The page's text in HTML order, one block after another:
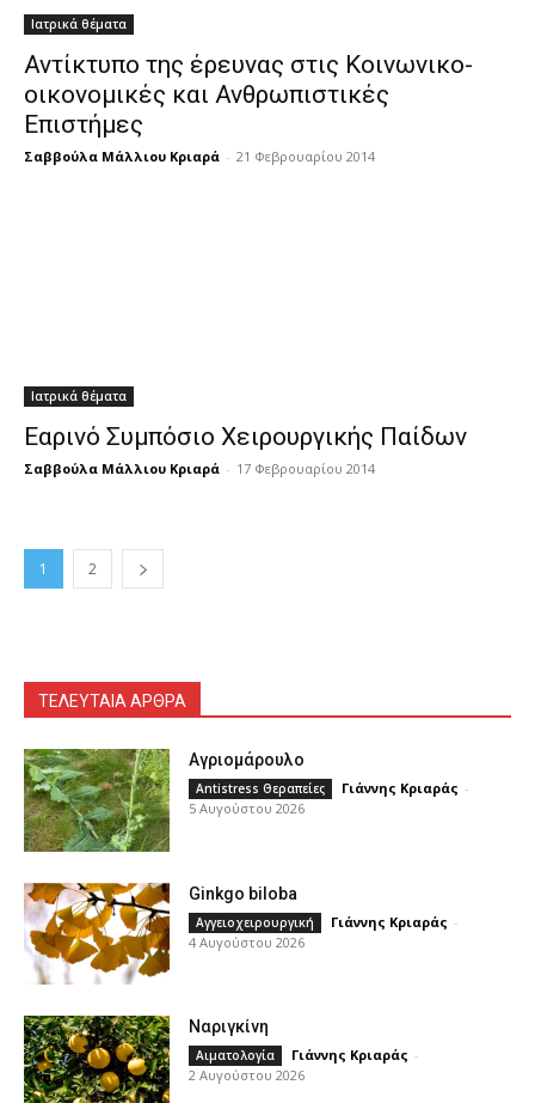
Ιατρικά θέματα
Αντίκτυπο της έρευνας στις Κοινωνικο-
οικονομικές και Ανθρωπιστικές
Επιστήμες
Σαββούλα Μάλλιου Κριαρά - 21 Φεβρουαρίου 2014
Ιατρικά θέματα
Εαρινό Συμπόσιο Χειρουργικής Παίδων
Σαββούλα Μάλλιου Κριαρά - 17 Φεβρουαρίου 2014
1 2
ΤΕΛΕΥΤΑΙΑ ΑΡΘΡΑ
Αγριομάρουλο
Antistress Θεραπείες Γιάννης Κριαράς -
5 Αυγούστου 2026
Ginkgo biloba
Αγγειοχειρουργική Γιάννης Κριαράς -
4 Αυγούστου 2026
Ναριγκίνη
Αιματολογία Γιάννης Κριαράς -
2 Αυγούστου 2026